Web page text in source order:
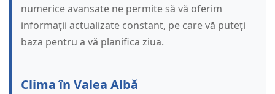
numerice avansate ne permite să vă oferim
informații actualizate constant, pe care vă puteți
baza pentru a vă planifica ziua.
Clima în Valea Albă